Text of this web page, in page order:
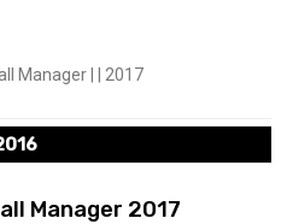
Manager | | 2017
Manager 2017